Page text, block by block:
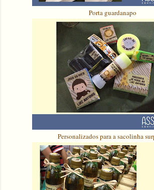
Porta guardanapo
Personalizados para a sacolinha